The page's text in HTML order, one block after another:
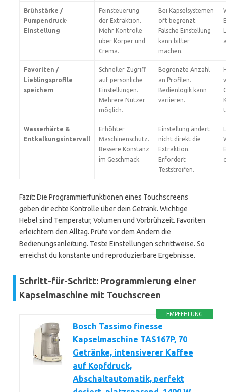
Brühstärke /
Pumpendruck-
Einstellung
Feinsteuerung
der Extraktion.
Mehr Kontrolle
über Körper und
Crema.
Bei Kapselsystemen
oft begrenzt.
Falsche Einstellung
kann bitter
machen.
Favoriten /
Lieblingsprofile
speichern
Schneller Zugriff
auf persönliche
Einstellungen.
Mehrere Nutzer
möglich.
Begrenzte Anzahl
an Profilen.
Bedienlogik kann
variieren.
Wasserhärte &
Entkalkungsintervall
Erhöhter
Maschinenschutz.
Bessere Konstanz
im Geschmack.
Einstellung ändert
nicht direkt die
Extraktion.
Erfordert
Teststreifen.
Fazit: Die Programmierfunktionen eines Touchscreens
geben dir echte Kontrolle über dein Getränk. Wichtige
Hebel sind Temperatur, Volumen und Vorbrühzeit. Favoriten
erleichtern den Alltag. Prüfe vor dem Ändern die
Bedienungsanleitung. Teste Einstellungen schrittweise. So
erreichst du konstante und reproduzierbare Ergebnisse.
Schritt-für-Schritt: Programmierung einer
Kapselmaschine mit Touchscreen
EMPFEHLUNG
Bosch Tassimo finesse
Kapselmaschine TAS167P, 70
Getränke, intensiverer Kaffee
auf Kopfdruck,
Abschaltautomatik, perfekt